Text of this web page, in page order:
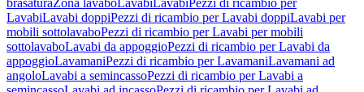
brasaturaZona lavaboLavabiLavabiPezzi di ricambio per
LavabiLavabi doppiPezzi di ricambio per Lavabi doppiLavabi per
mobili sottolavaboPezzi di ricambio per Lavabi per mobili
sottolavaboLavabi da appoggioPezzi di ricambio per Lavabi da
appoggioLavamaniPezzi di ricambio per LavamaniLavamani ad
angoloLavabi a semincassoPezzi di ricambio per Lavabi a